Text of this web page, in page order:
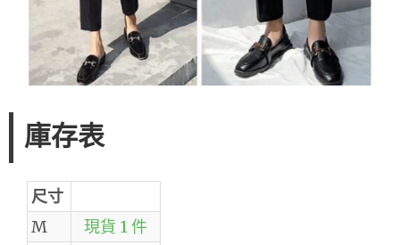
庫存表
尺寸
M
現貨 1 件